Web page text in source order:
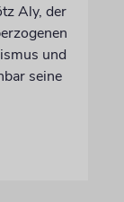
Aly, der
und
seine